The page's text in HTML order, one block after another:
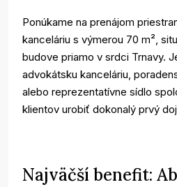
Ponúkame na prenájom
kanceláriu s výmerou 70 m²,
budove priamo v srdci Trnavy.
advokátsku kanceláriu,
alebo reprezentatívne sídlo
klientov urobiť dokonalý prvý
Najväčší benefit: